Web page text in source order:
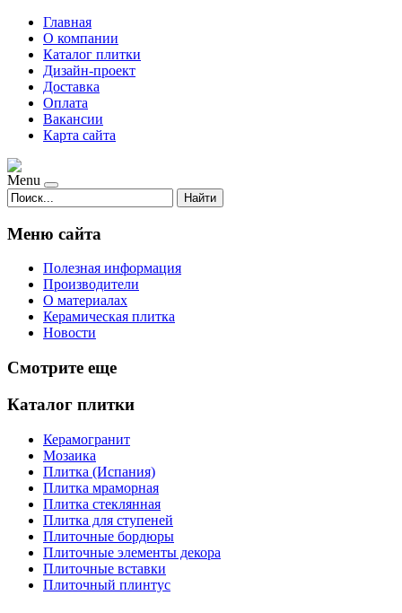
Главная
О компании
Каталог плитки
Дизайн-проект
Доставка
Оплата
Вакансии
Карта сайта
Menu
Найти
Меню сайта
Полезная информация
Производители
О материалах
Керамическая плитка
Новости
Смотрите еще
Каталог плитки
Керамогранит
Мозаика
Плитка (Испания)
Плитка мраморная
Плитка стеклянная
Плитка для ступеней
Плиточные бордюры
Плиточные элементы декора
Плиточные вставки
Плиточный плинтус